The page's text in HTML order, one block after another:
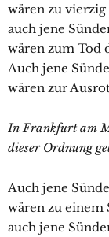
wären zu vierzig
auch jene
wären zum Tod
Auch jene
wären zur
In Frankfurt am
dieser Ordnung
Auch jene
wären zu einem
auch jene